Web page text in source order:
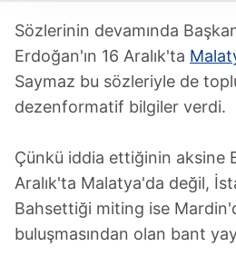
gösterilmeyecektir."
Sizlere daha iyi bir hizmet
Sitemizde kendimize ve üçüncü
verileriniz işlenmekte olup gerekli
toplumu hizmetlerinin sunulması
kullanılmaktadır. Diğer çerezler,
kılınması ve kişiselleştirilmesi ve
reklam/pazarlama faaliyetlerinin
Sözlerinin devamında
Erdoğan'ın 16 Aralık'ta
Saymaz bu sözleriyle de
dezenformatif bilgiler verdi.
Çünkü iddia ettiğinin aksine
Aralık'ta Malatya'da değil,
Bahsettiği miting ise
buluşmasından olan bant